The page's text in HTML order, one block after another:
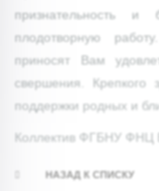
признательность и
плодотворную
приносят Вам
свершения. Крепкого
поддержки родных и
Коллектив ФГБНУ
НАЗАД К СПИСКУ